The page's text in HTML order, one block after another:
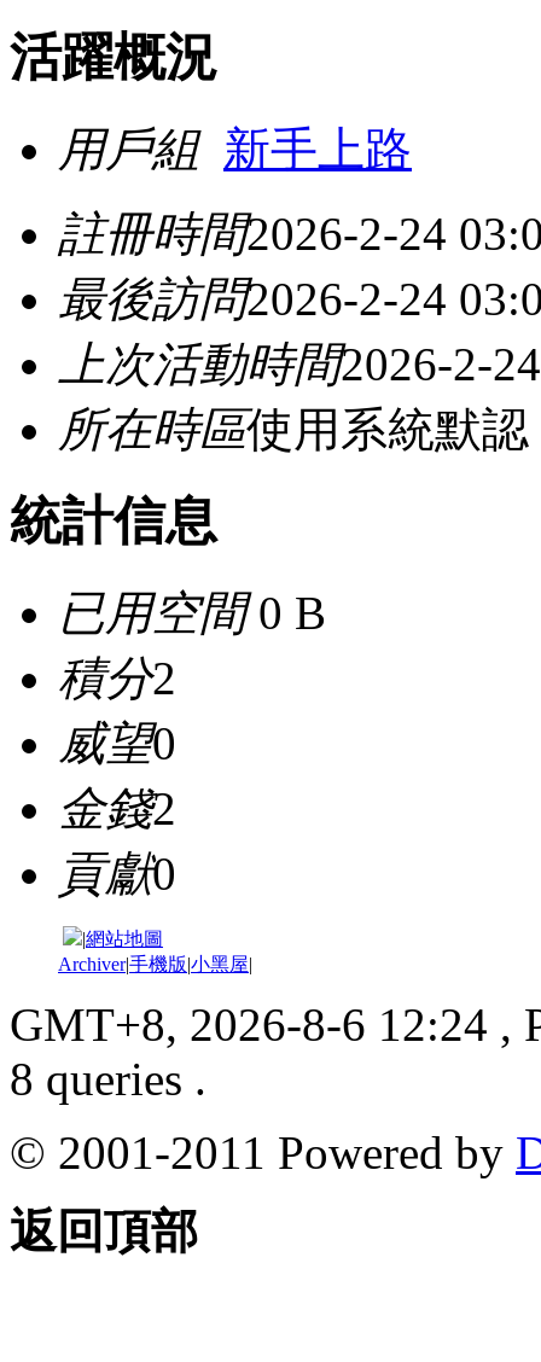
活躍概況
用戶組 新手上路
註冊時間2026-2-24
最後訪問2026-2-24
上次活動時間2026-2-
所在時區使用系統默認
統計信息
已用空間0 B
積分2
威望0
金錢2
貢獻0
|網站地圖
Archiver|手機版|小黑屋|
GMT+8, 2026-8-6 12:24 ,
8 queries .
© 2001-2011 Powered by
返回頂部